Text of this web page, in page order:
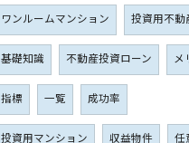
ワンルームマンション 投資用不動
基礎知識 不動産投資ローン メ
指標 一覧 成功率
投資用マンション 収益物件 任